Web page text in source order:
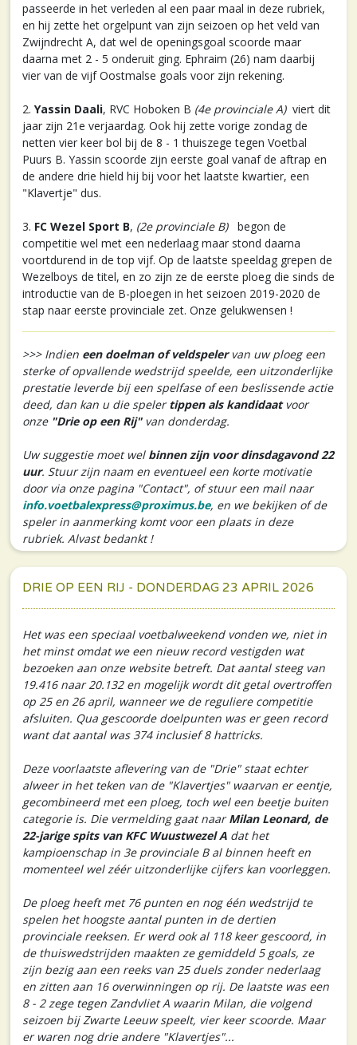
passeerde in het verleden al een paar maal in deze rubriek,
en hij zette het orgelpunt van zijn seizoen op het veld van
Zwijndrecht A, dat wel de openingsgoal scoorde maar
daarna met 2 - 5 onderuit ging. Ephraim (26) nam daarbij
vier van de vijf Oostmalse goals voor zijn rekening.
2. Yassin Daali, RVC Hoboken B (4e provinciale A)viert dit
jaar zijn 21e verjaardag. Ook hij zette vorige zondag de
netten vier keer bol bij de 8 - 1 thuiszege tegen Voetbal
Puurs B. Yassin scoorde zijn eerste goal vanaf de aftrap en
de andere drie hield hij bij voor het laatste kwartier, een
"Klavertje" dus.
3. FC Wezel Sport B, (2e provinciale B)begon de
competitie wel met een nederlaag maar stond daarna
voortdurend in de top vijf. Op de laatste speeldag grepen de
Wezelboys de titel, en zo zijn ze de eerste ploeg die sinds de
introductie van de B-ploegen in het seizoen 2019-2020 de
stap naar eerste provinciale zet. Onze gelukwensen !
>>> Indien een doelman of veldspelervan uw ploeg een
sterke of opvallende wedstrijd speelde, een uitzonderlijke
prestatie leverde bij een spelfase of een beslissende actie
deed, dan kan u die spelertippen als kandidaatvoor
onze "Drie op een Rij"van donderdag.
Uw suggestie moet wel binnen zijn voor dinsdagavond 22
uur. Stuur zijn naam en eventueel een korte motivatie
door via onze pagina "Contact", of stuur een mail naar
info.voetbalexpress@proximus.be, en we bekijken of de
speler in aanmerking komt voor een plaats in deze
rubriek. Alvast bedankt !
DRIE OP EEN RIJ - DONDERDAG 23 APRIL 2026
Het was een speciaal voetbalweekend vonden we, niet in
het minst omdat we een nieuw record vestigden wat
bezoeken aan onze website betreft. Dat aantal steeg van
19.416 naar 20.132 en mogelijk wordt dit getal overtroffen
op 25 en 26 april, wanneer we de reguliere competitie
afsluiten. Qua gescoorde doelpunten was er geen record
want dat aantal was 374 inclusief 8 hattricks.
Deze voorlaatste aflevering van de "Drie" staat echter
alweer in het teken van de "Klavertjes" waarvan er eentje,
gecombineerd met een ploeg, toch wel een beetje buiten
categorie is. Die vermelding gaat naarMilan Leonard, de
22-jarige spits van KFC Wuustwezel A dat het
kampioenschap in 3e provinciale B al binnen heeft en
momenteel wel zéér uitzonderlijke cijfers kan voorleggen.
De ploeg heeft met 76 punten en nog één wedstrijd te
spelen het hoogste aantal punten in de dertien
provinciale reeksen. Er werd ook al 118 keer gescoord, in
de thuiswedstrijden maakten ze gemiddeld 5 goals, ze
zijn bezig aan een reeks van 25 duels zonder nederlaag
en zitten aan 16 overwinningen op rij. De laatste was een
8 - 2 zege tegen Zandvliet A waarin Milan, die volgend
seizoen bij Zwarte Leeuw speelt, vier keer scoorde. Maar
er waren nog drie andere "Klavertjes"...